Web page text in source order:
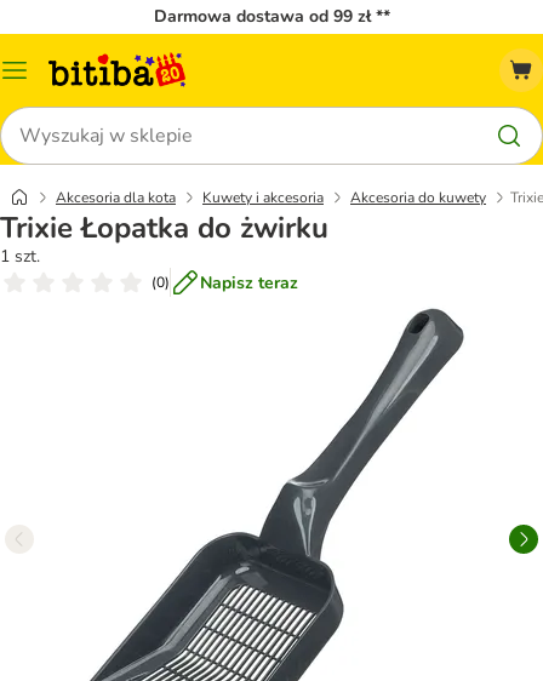
Darmowa dostawa od 99 zł **
Menu
Szukaj
Akcesoria dla kota Kuwety i akcesoria Akcesoria do kuwety
Trixie Łopatka do żwirku
1 szt.
(0) Napisz teraz